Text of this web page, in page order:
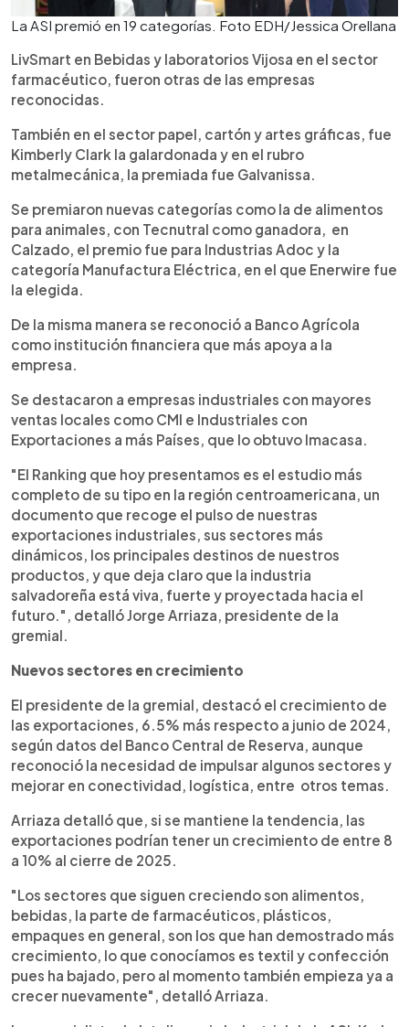
La ASI premió en 19 categorías. Foto EDH/Jessica Orellana
LivSmart en Bebidas y laboratorios Vijosa en el sector
farmacéutico, fueron otras de las empresas
reconocidas.
También en el sector papel, cartón y artes gráficas, fue
Kimberly Clark la galardonada y en el rubro
metalmecánica, la premiada fue Galvanissa.
Se premiaron nuevas categorías como la de alimentos
para animales, con Tecnutral como ganadora, en
Calzado, el premio fue para Industrias Adoc y la
categoría Manufactura Eléctrica, en el que Enerwire fue
la elegida.
De la misma manera se reconoció a Banco Agrícola
como institución financiera que más apoya a la
empresa.
Se destacaron a empresas industriales con mayores
ventas locales como CMI e Industriales con
Exportaciones a más Países, que lo obtuvo Imacasa.
"El Ranking que hoy presentamos es el estudio más
completo de su tipo en la región centroamericana, un
documento que recoge el pulso de nuestras
exportaciones industriales, sus sectores más
dinámicos, los principales destinos de nuestros
productos, y que deja claro que la industria
salvadoreña está viva, fuerte y proyectada hacia el
futuro.", detalló Jorge Arriaza, presidente de la
gremial.
Nuevos sectores en crecimiento
El presidente de la gremial, destacó el crecimiento de
las exportaciones, 6.5% más respecto a junio de 2024,
según datos del Banco Central de Reserva, aunque
reconoció la necesidad de impulsar algunos sectores y
mejorar en conectividad, logística, entre otros temas.
Arriaza detalló que, si se mantiene la tendencia, las
exportaciones podrían tener un crecimiento de entre 8
a 10% al cierre de 2025.
"Los sectores que siguen creciendo son alimentos,
bebidas, la parte de farmacéuticos, plásticos,
empaques en general, son los que han demostrado más
crecimiento, lo que conocíamos es textil y confección
pues ha bajado, pero al momento también empieza ya a
crecer nuevamente", detalló Arriaza.